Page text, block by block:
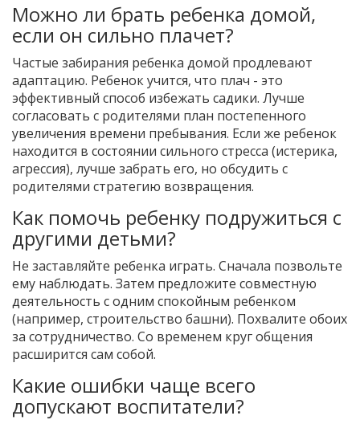
Можно ли брать ребенка домой,
если он сильно плачет?
Частые забирания ребенка домой продлевают
адаптацию. Ребенок учится, что плач - это
эффективный способ избежать садики. Лучше
согласовать с родителями план постепенного
увеличения времени пребывания. Если же ребенок
находится в состоянии сильного стресса (истерика,
агрессия), лучше забрать его, но обсудить с
родителями стратегию возвращения.
Как помочь ребенку подружиться с
другими детьми?
Не заставляйте ребенка играть. Сначала позвольте
ему наблюдать. Затем предложите совместную
деятельность с одним спокойным ребенком
(например, строительство башни). Похвалите обоих
за сотрудничество. Со временем круг общения
расширится сам собой.
Какие ошибки чаще всего
допускают воспитатели?